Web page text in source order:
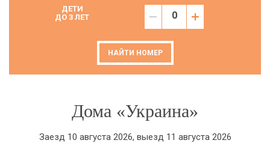
ДЕТИ
ДО 3 ЛЕТ
НАЙТИ НОМЕР
Дома «Украина»
Заезд 10 августа 2026, выезд 11 августа 2026